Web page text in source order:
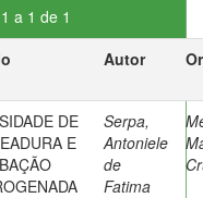
a 1 de 1
Autor
DE
E
Serpa,
Antoniele
de
Fatima